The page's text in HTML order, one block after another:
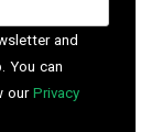
and
You can
our Privacy